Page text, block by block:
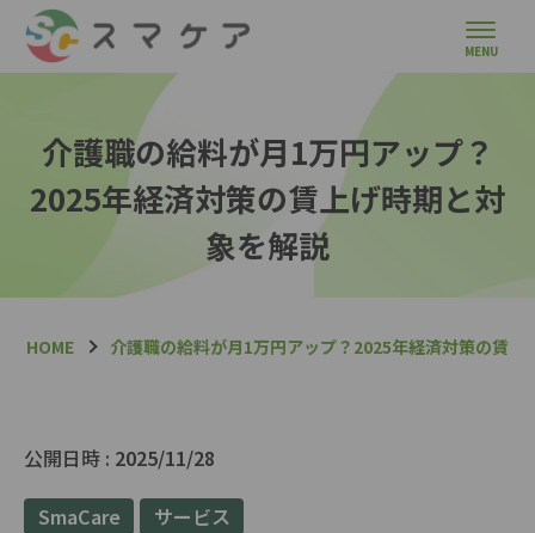
介護職の給料が月1万円アップ？
2025年経済対策の賃上げ時期と対
象を解説
HOME 介護職の給料が月1万円アップ？2025年経済対策の賃上
公開日時 : 2025/11/28
SmaCare
サービス